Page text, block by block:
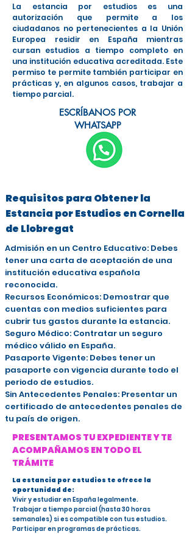
La estancia por estudios es una
autorización que permite a los
ciudadanos no pertenecientes a la Unión
Europea residir en España mientras
cursan estudios a tiempo completo en
una institución educativa acreditada. Este
permiso te permite también participar en
prácticas y, en algunos casos, trabajar a
tiempo parcial.
ESCRÍBANOS POR
WHATSAPP
Requisitos para Obtener la
Estancia por Estudios en Cornella
de Llobregat
Admisión en un Centro Educativo: Debes
tener una carta de aceptación de una
institución educativa española
reconocida.
Recursos Económicos: Demostrar que
cuentas con medios suficientes para
cubrir tus gastos durante la estancia.
Seguro Médico: Contratar un seguro
médico válido en España.
Pasaporte Vigente: Debes tener un
pasaporte con vigencia durante todo el
periodo de estudios.
Sin Antecedentes Penales: Presentar un
certificado de antecedentes penales de
tu país de origen.
PRESENTAMOS TU EXPEDIENTE Y TE
ACOMPAÑAMOS EN TODO EL
TRÁMITE
La estancia por estudios te ofrece la
oportunidad de:
Vivir y estudiar en España legalmente.
Trabajar a tiempo parcial (hasta 30 horas
semanales) si es compatible con tus estudios.
Participar en programas de prácticas.